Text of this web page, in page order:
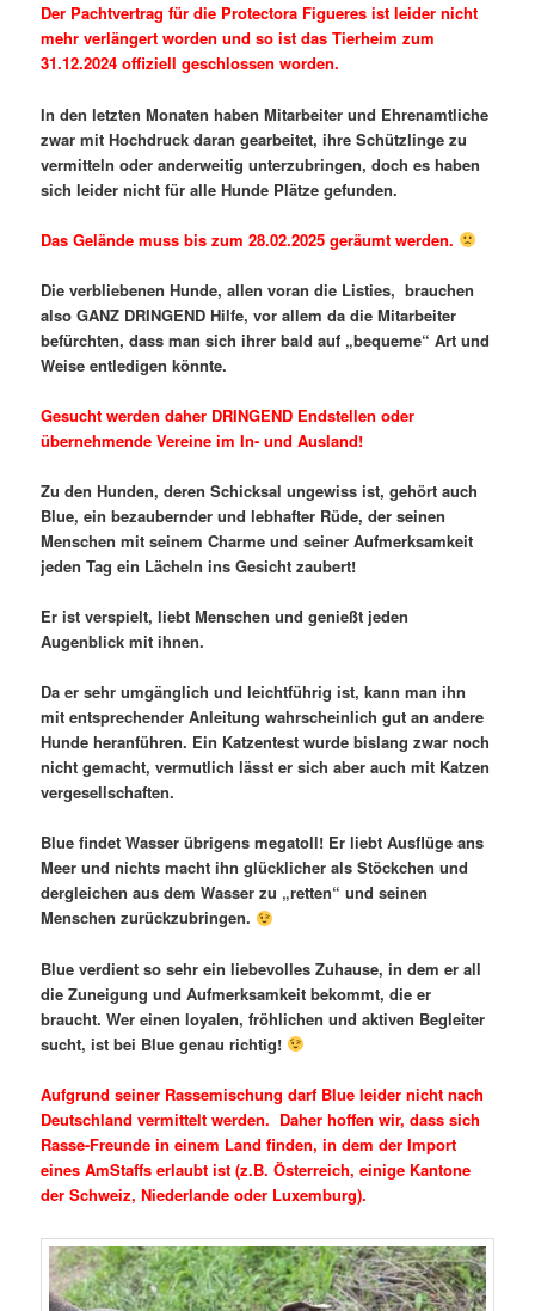
Der Pachtvertrag für die Protectora Figueres ist leider nicht
mehr verlängert worden und so ist das Tierheim zum
31.12.2024 offiziell geschlossen worden.
In den letzten Monaten haben Mitarbeiter und Ehrenamtliche
zwar mit Hochdruck daran gearbeitet, ihre Schützlinge zu
vermitteln oder anderweitig unterzubringen, doch es haben
sich leider nicht für alle Hunde Plätze gefunden.
Das Gelände muss bis zum 28.02.2025 geräumt werden.
Die verbliebenen Hunde, allen voran die Listies, brauchen
also GANZ DRINGEND Hilfe, vor allem da die Mitarbeiter
befürchten, dass man sich ihrer bald auf „bequeme“ Art und
Weise entledigen könnte.
Gesucht werden daher DRINGEND Endstellen oder
übernehmende Vereine im In- und Ausland!
Zu den Hunden, deren Schicksal ungewiss ist, gehört auch
Blue, ein bezaubernder und lebhafter Rüde, der seinen
Menschen mit seinem Charme und seiner Aufmerksamkeit
jeden Tag ein Lächeln ins Gesicht zaubert!
Er ist verspielt, liebt Menschen und genießt jeden
Augenblick mit ihnen.
Da er sehr umgänglich und leichtführig ist, kann man ihn
mit entsprechender Anleitung wahrscheinlich gut an andere
Hunde heranführen. Ein Katzentest wurde bislang zwar noch
nicht gemacht, vermutlich lässt er sich aber auch mit Katzen
vergesellschaften.
Blue findet Wasser übrigens megatoll! Er liebt Ausflüge ans
Meer und nichts macht ihn glücklicher als Stöckchen und
dergleichen aus dem Wasser zu „retten“ und seinen
Menschen zurückzubringen.
Blue verdient so sehr ein liebevolles Zuhause, in dem er all
die Zuneigung und Aufmerksamkeit bekommt, die er
braucht. Wer einen loyalen, fröhlichen und aktiven Begleiter
sucht, ist bei Blue genau richtig!
Aufgrund seiner Rassemischung darf Blue leider nicht nach
Deutschland vermittelt werden. Daher hoffen wir, dass sich
Rasse-Freunde in einem Land finden, in dem der Import
eines AmStaffs erlaubt ist (z.B. Österreich, einige Kantone
der Schweiz, Niederlande oder Luxemburg).